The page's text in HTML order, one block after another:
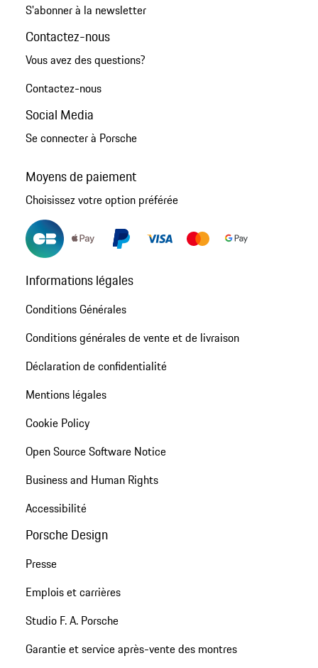
S'abonner à la newsletter
Contactez-nous
Vous avez des questions?
Contactez-nous
Social Media
Se connecter à Porsche
Moyens de paiement
Choisissez votre option préférée
Informations légales
Conditions Générales
Conditions générales de vente et de livraison
Déclaration de confidentialité
Mentions légales
Cookie Policy
Open Source Software Notice
Business and Human Rights
Accessibilité
Porsche Design
Presse
Emplois et carrières
Studio F. A. Porsche
Garantie et service après-vente des montres